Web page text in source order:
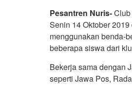
Pesantren Nuris-
Senin 14 Oktober
menggunakan benda-
beberapa siswa dari
Bekerja sama dengan
seperti Jawa Pos,